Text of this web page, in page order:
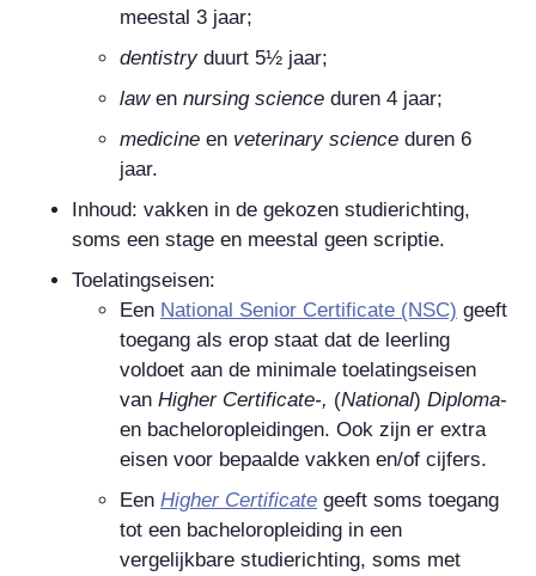
meestal 3 jaar;
dentistryduurt 5½ jaar;
lawen nursing science duren 4 jaar;
medicine en veterinary science duren 6
jaar.
Inhoud: vakken in de gekozen studierichting,
soms een stage en meestal geen scriptie.
Toelatingseisen:
Een National Senior Certificate (NSC) geeft
toegang als erop staat dat de leerling
voldoet aan de minimale toelatingseisen
van Higher Certificate-, (National) Diploma-
en bacheloropleidingen. Ook zijn er extra
eisen voor bepaalde vakken en/of cijfers.
Een Higher Certificate geeft soms toegang
tot een bacheloropleiding in een
vergelijkbare studierichting, soms met